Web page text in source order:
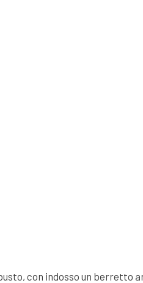
con indosso un berretto